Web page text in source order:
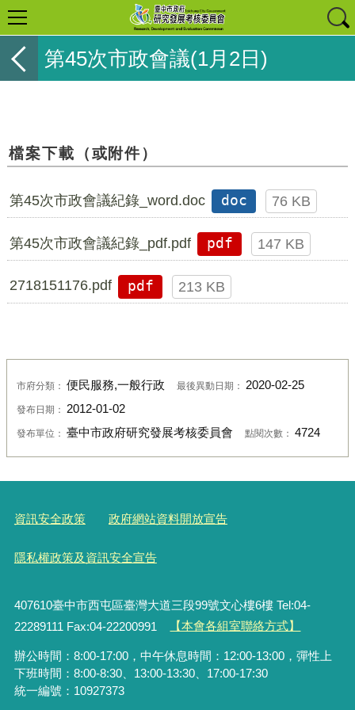
第45次市政會議(1月2日)
檔案下載（或附件）
第45次市政會議紀錄_word.doc doc 76 KB
第45次市政會議紀錄_pdf.pdf pdf 147 KB
2718151176.pdf pdf 213 KB
市府分類： 便民服務,一般行政 最後異動日期： 2020-02-25
發布日期： 2012-01-02
發布單位： 臺中市政府研究發展考核委員會 點閱次數： 4724
資訊安全政策 政府網站資料開放宣告
隱私權政策及資訊安全宣告
407610臺中市西屯區臺灣大道三段99號文心樓6樓 Tel:04-
22289111 Fax:04-22200991
【本會各組室聯絡方式】
辦公時間：8:00-17:00，中午休息時間：12:00-13:00，彈性上
下班時間：8:00-8:30、13:00-13:30、17:00-17:30
統一編號：10927373